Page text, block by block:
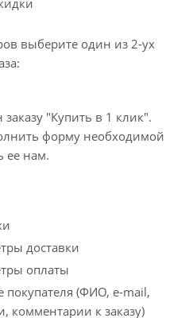
выберите один из 2-ух
"Купить в 1 клик".
форму необходимой
ее нам.
доставки
оплаты
покупателя (ФИО, e-mail,
комментарии к заказу)